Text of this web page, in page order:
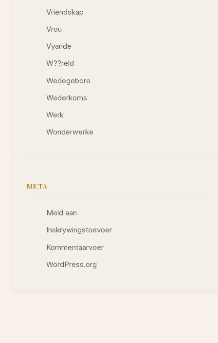
Vriendskap
Vrou
Vyande
W??reld
Wedegebore
Wederkoms
Werk
Wonderwerke
META
Meld aan
Inskrywingstoevoer
Kommentaarvoer
WordPress.org